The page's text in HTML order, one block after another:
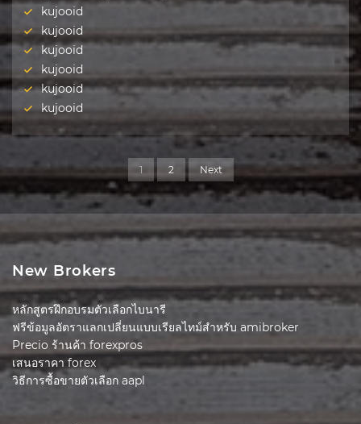
kujooid
kujooid
kujooid
kujooid
kujooid
kujooid
1 2 Next
New Brokers
หลักสูตรฝึกอบรมตัวเลือกไบนารี
ฟรีข้อมูลอัตราแลกเปลี่ยนแบบเรียลไทม์สำหรับ amibroker
Precio ร้านค้า forexpros
เสนอราคา forex
วิธีการซื้อขายตัวเลือก aapl